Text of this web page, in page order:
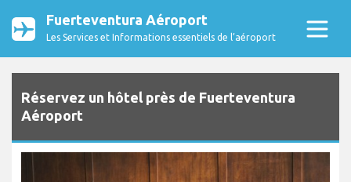
Fuerteventura Aéroport
Les Services et Informations essentiels de l’aéroport
Réservez un hôtel près de Fuerteventura
Aéroport